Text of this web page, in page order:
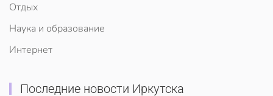
Отдых
Наука и образование
Интернет
Последние новости Иркутска